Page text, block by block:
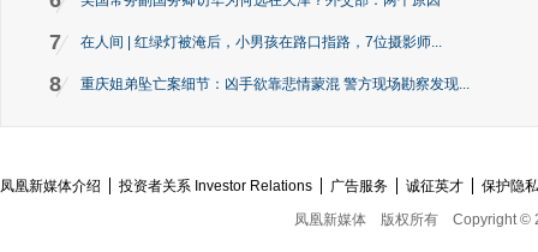
7 在人间 | 红绿灯被淹后，小男孩在路口指路，7位摄影师...
8 重庆姐弟坠亡案细节：凶手欲靠悲情蒙混 警方现场勘察发现...
凤凰新媒体介绍 投资者关系 Investor Relations 广告服务 诚征英才
保护隐
凤凰新媒体
版权所有 Copyright ©